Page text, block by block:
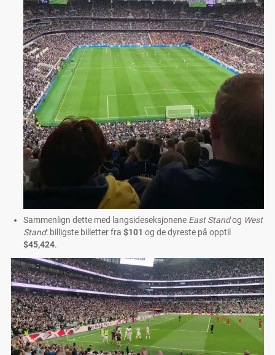
Sammenlign dette med langsideseksjonene East Standog West
Stand: billigste billetter fra $101 og de dyreste på opptil
$45,424.